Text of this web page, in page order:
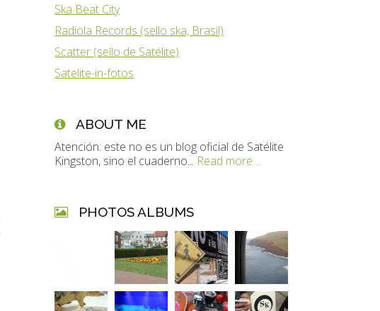
Ska Beat City
Radiola Records (sello ska, Brasil)
Scatter (sello de Satélite)
Satelite-in-fotos
ABOUT ME
Atención: este no es un blog oficial de Satélite
Kingston, sino el cuaderno... Read more ...
PHOTOS ALBUMS